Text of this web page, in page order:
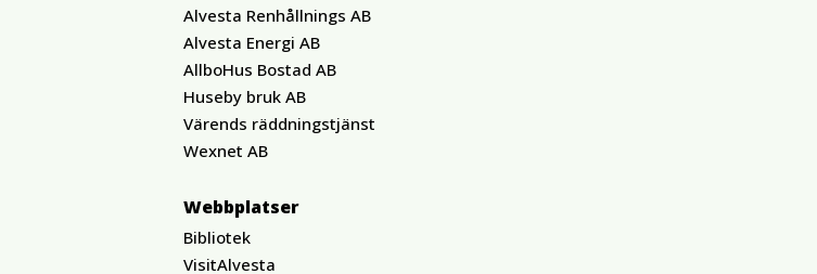
Alvesta Renhållnings AB
Alvesta Energi AB
AllboHus Bostad AB
Huseby bruk AB
Värends räddningstjänst
Wexnet AB
Webbplatser
Bibliotek
VisitAlvesta